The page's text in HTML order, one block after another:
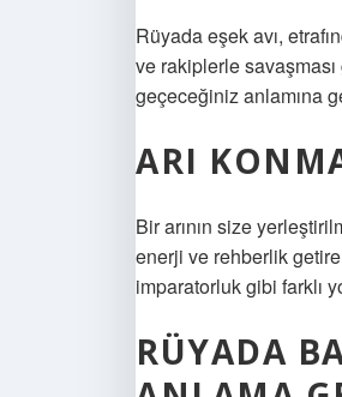
Rüyada eşek avı,
ve rakiplerle
geçeceğiniz anlamına
ARI
Bir arının size
enerji ve rehberlik
imparatorluk gibi farklı
RÜYADA